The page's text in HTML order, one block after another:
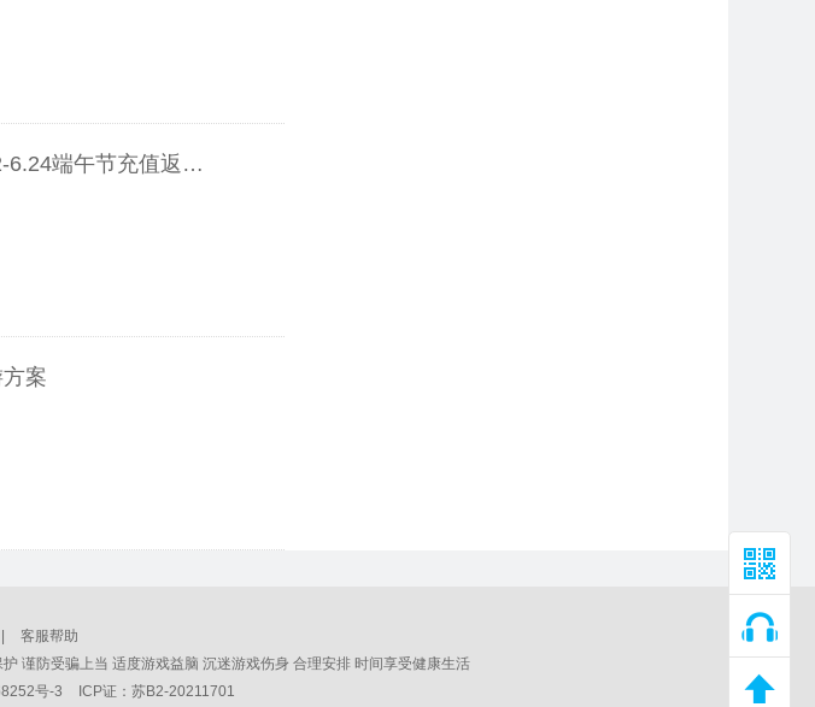
>
>
【活动公告】《炼仙传说》6.22-6.24端午节充值返利活动
案
客服帮助
谨防受骗上当 适度游戏益脑 沉迷游戏伤身 合理安排 时间享受健康生活
号-3 ICP证：苏B2-20211701